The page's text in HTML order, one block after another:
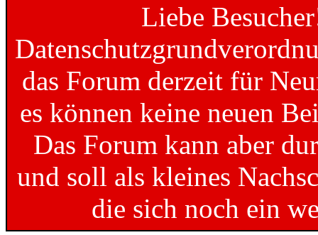
Liebe
das Forum derzeit für
es können keine neuen
Das Forum kann aber
und soll als kleines
die sich noch ein